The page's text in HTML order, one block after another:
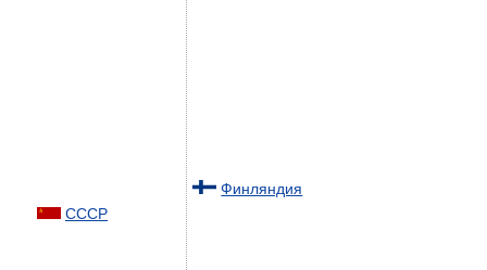
СССР
Финляндия